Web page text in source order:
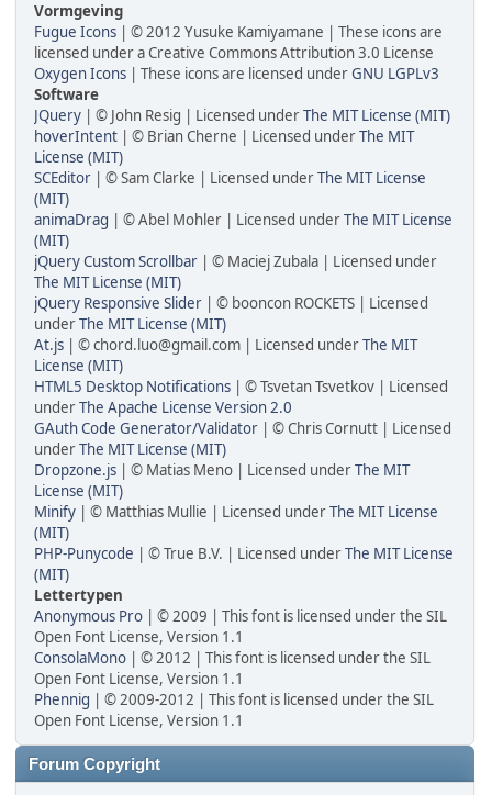
Vormgeving
Fugue Icons | © 2012 Yusuke Kamiyamane | These icons are
licensed under a Creative Commons Attribution 3.0 License
Oxygen Icons | These icons are licensed underGNU LGPLv3
Software
JQuery | © John Resig | Licensed underThe MIT License (MIT)
hoverIntent | © Brian Cherne | Licensed underThe MIT
License (MIT)
SCEditor | © Sam Clarke | Licensed underThe MIT License
(MIT)
animaDrag | © Abel Mohler | Licensed underThe MIT License
(MIT)
jQuery Custom Scrollbar | © Maciej Zubala | Licensed under
The MIT License (MIT)
jQuery Responsive Slider | © booncon ROCKETS | Licensed
underThe MIT License (MIT)
At.js | © chord.luo@gmail.com | Licensed underThe MIT
License (MIT)
HTML5 Desktop Notifications | © Tsvetan Tsvetkov | Licensed
underThe Apache License Version 2.0
GAuth Code Generator/Validator | © Chris Cornutt | Licensed
underThe MIT License (MIT)
Dropzone.js | © Matias Meno | Licensed underThe MIT
License (MIT)
Minify | © Matthias Mullie | Licensed underThe MIT License
(MIT)
PHP-Punycode | © True B.V. | Licensed underThe MIT License
(MIT)
Lettertypen
Anonymous Pro | © 2009 | This font is licensed under the SIL
Open Font License, Version 1.1
ConsolaMono | © 2012 | This font is licensed under the SIL
Open Font License, Version 1.1
Phennig | © 2009-2012 | This font is licensed under the SIL
Open Font License, Version 1.1
Forum Copyright